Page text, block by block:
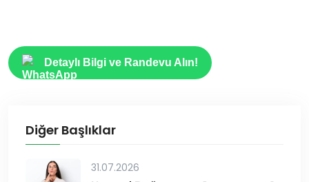
Detaylı Bilgi ve Randevu Alın!
Diğer Başlıklar
31.07.2026